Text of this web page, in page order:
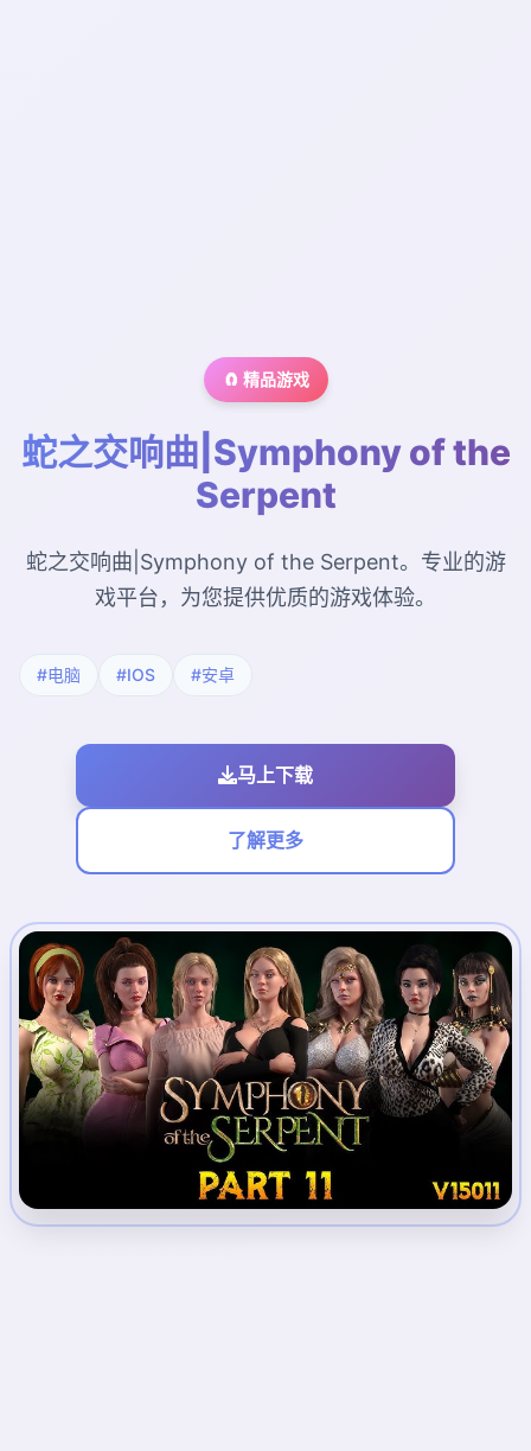
🧲 精品游戏
蛇之交响曲|Symphony of the
Serpent
蛇之交响曲|Symphony of the Serpent。专业的游
戏平台，为您提供优质的游戏体验。
#电脑 #IOS #安卓
马上下载
了解更多